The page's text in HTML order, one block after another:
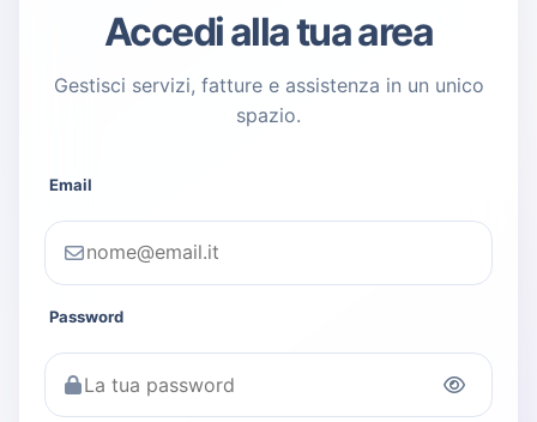
Accedi alla tua area
Gestisci servizi, fatture e assistenza in un unico
spazio.
Email
Password